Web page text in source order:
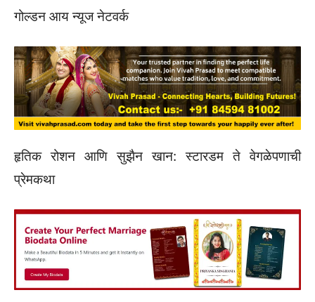
गोल्डन आय न्यूज नेटवर्क
हृतिक रोशन आणि सुझैन खान: स्टारडम ते वेगळेपणाची
प्रेमकथा